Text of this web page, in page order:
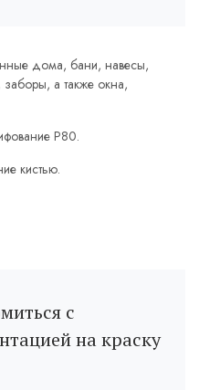
дома, бани, навесы,
а также окна,
Р80.
кистью.
с
на краску